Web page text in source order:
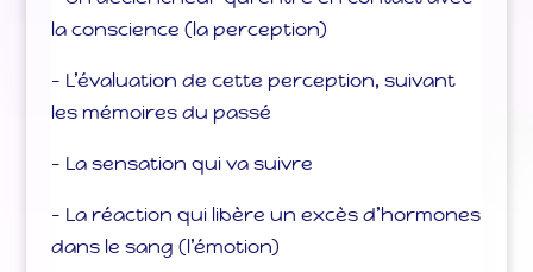
la conscience (la perception)
– L’évaluation de cette perception, suivant
les mémoires du passé
– La sensation qui va suivre
– La réaction qui libère un excès d’hormones
dans le sang (l’émotion)